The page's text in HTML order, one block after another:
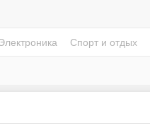
Спорт и отдых